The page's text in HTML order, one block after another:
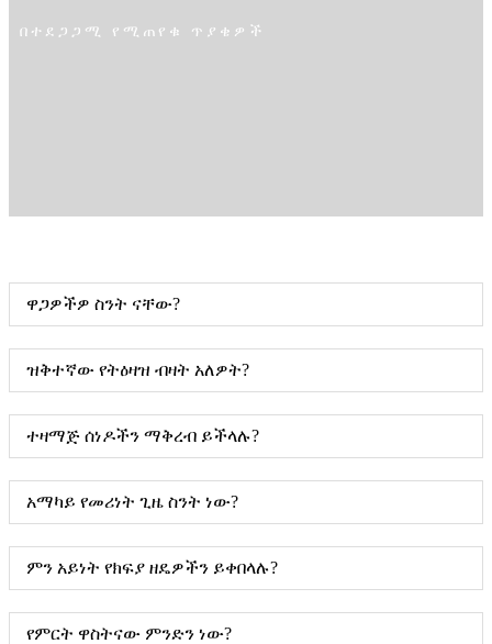
በተደጋጋሚ የሚጠየቁ ጥያቄዎች
ዋጋዎችዎ ስንት ናቸው?
ዝቅተኛው የትዕዛዝ ብዛት አለዎት?
ተዛማጅ ሰነዶችን ማቅረብ ይችላሉ?
አማካይ የመሪነት ጊዜ ስንት ነው?
ምን አይነት የክፍያ ዘዴዎችን ይቀበላሉ?
የምርት ዋስትናው ምንድን ነው?